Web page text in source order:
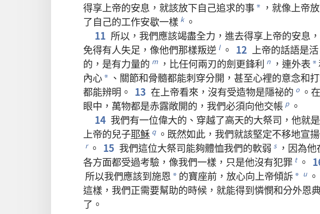
得享上帝的安息 ， 就該放下自己追求的事* ， 就像上帝放
了自己的工作安歇一樣 k 。
11 所以 ， 我們應該竭盡全力 ， 進去得享上帝的安息 ，
免得有人失足 ， 像他們那樣叛逆 l 。 12 上帝的話語是活
的 ， 是有力量的 m ， 比任何兩刃的劍更鋒利 n ， 連外表*
內心* 、 關節和骨髓都能刺穿分開 ， 甚至心裡的意念和
都能辨明 。 13 在上帝看來 ， 沒有受造物是隱祕的 o 。 在
眼中 ， 萬物都是赤露敞開的 ， 我們必須向他交帳 p 。
14 我們有一位偉大的 、 穿越了高天的大祭司 ， 他就是
上帝的兒子耶穌 q 。 既然如此 ， 我們就該堅定不移地宣揚
r 。 15 我們這位大祭司能夠體恤我們的軟弱 s ， 因為他
各方面都受過考驗 ， 像我們一樣 ， 只是他沒有犯罪 t 。
所以我們應該到施恩 * 的寶座前 ， 放心向上帝傾訴* u 。
這樣 ， 我們正需要幫助的時候 ， 就能得到憐憫和分外恩
了 。